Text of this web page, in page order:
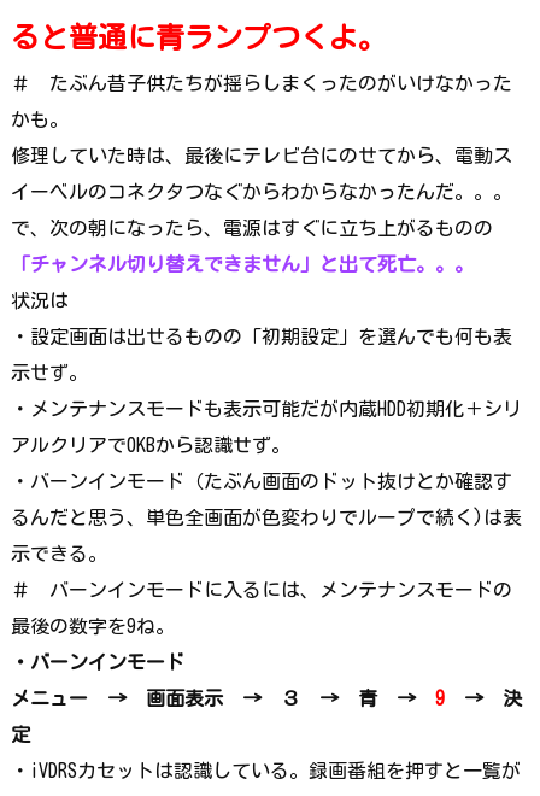
ると普通に青ランプつくよ。
＃ たぶん昔子供たちが揺らしまくったのがいけなかった
かも。
修理していた時は、最後にテレビ台にのせてから、電動ス
イーベルのコネクタつなぐからわからなかったんだ。。。
で、次の朝になったら、電源はすぐに立ち上がるものの
「チャンネル切り替えできません」
と出て死亡。。。
状況は
・設定画面は出せるものの「初期設定」を選んでも何も表
示せず。
・メンテナンスモードも表示可能だが内蔵HDD初期化＋シリ
アルクリアで0KBから認識せず。
・バーンインモード（たぶん画面のドット抜けとか確認す
るんだと思う、単色全画面が色変わりでループで続く)は表
示できる。
＃ バーンインモードに入るには、メンテナンスモードの
最後の数字を9ね。
・バーンインモード
メニュー → 画面表示→３ →青→9 →決
定
・iVDRSカセットは認識している。録画番組を押すと一覧が